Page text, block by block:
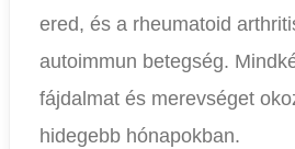
ered, és a rheumatoid
autoimmun betegség.
fájdalmat és merevséget
hidegebb hónapokban.